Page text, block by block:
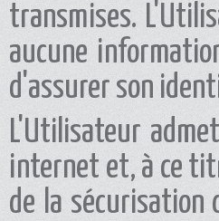
transmises.
aucune
d'assurer son
L'Utilisateur
internet et, à ce
de la sécurisation